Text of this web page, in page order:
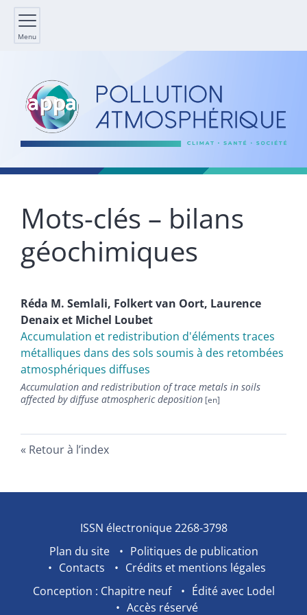
Menu
Mots-clés – bilans
géochimiques
Réda M. Semlali, Folkertvan Oort, Laurence
Denaixet Michel Loubet
Accumulation et redistribution d'éléments traces
métalliques dans des sols soumis à des retombées
atmosphériques diffuses
Accumulation and redistribution of trace metals in soils
affected by diffuse atmospheric deposition
Retour à l’index
ISSN électronique 2268-3798
Plan du site
Politiques de publication
Contacts
Crédits et mentions légales
Conception : Chapitre neuf
Édité avec Lodel
Accès réservé